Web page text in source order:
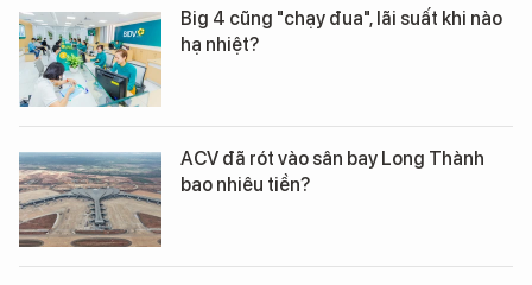
Big 4 cũng "chạy đua", lãi suất khi nào
hạ nhiệt?
ACV đã rót vào sân bay Long Thành
bao nhiêu tiền?